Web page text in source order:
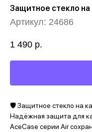
Защитное стекло на
Артикул: 24686
1 490 р.
🛡️ Защитное стекло на
Надёжная защита для
AceCase серии Air